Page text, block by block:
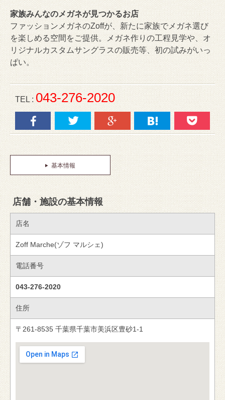
家族みんなのメガネが見つかるお店
ファッションメガネのZoffが、新たに家族でメガネ選び
を楽しめる空間をご提供。メガネ作りの工程見学や、オ
リジナルカスタムサングラスの販売等、初の試みがいっ
ぱい。
TEL : 043-276-2020
基本情報
店舗・施設の基本情報
店名
Zoff Marche(ゾフ マルシェ)
電話番号
043-276-2020
住所
〒261-8535 千葉県千葉市美浜区豊砂1-1